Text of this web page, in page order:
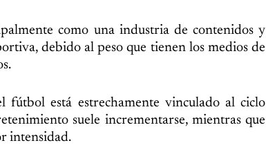
como una industria de contenidos y
debido al peso que tienen los medios de
fútbol está estrechamente vinculado al ciclo
suele incrementarse, mientras que
intensidad.